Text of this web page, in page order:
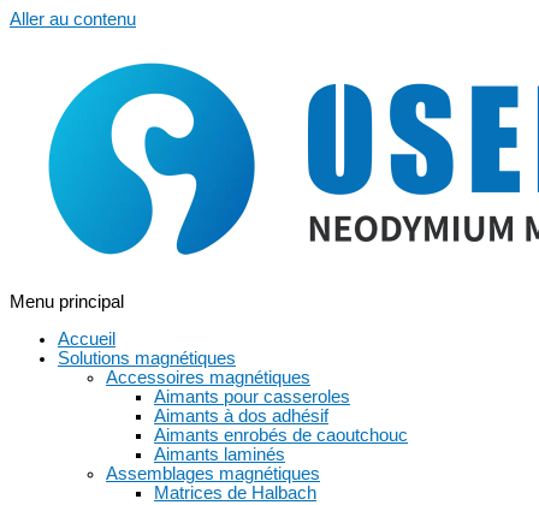
Aller au contenu
Menu principal
Accueil
Solutions magnétiques
Accessoires magnétiques
Aimants pour casseroles
Aimants à dos adhésif
Aimants enrobés de caoutchouc
Aimants laminés
Assemblages magnétiques
Matrices de Halbach